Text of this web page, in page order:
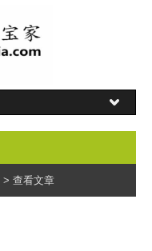
> 查看文章